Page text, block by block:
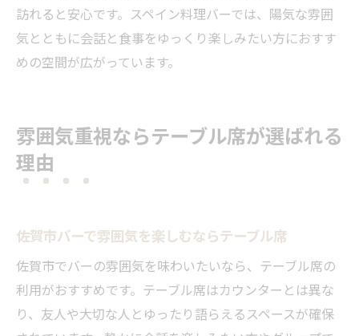
訪れると安心です。スペイン料理バーでは、陽気な雰囲
気とともに会話と食事をゆっくり楽しみたい方におすす
めの空間が広がっています。
雰囲気重視ならテーブル席が選ばれる
理由
佐賀市バーで雰囲気を楽しむならテーブル席
佐賀市でバーの雰囲気を味わいたいなら、テーブル席の
利用がおすすめです。テーブル席はカウンターとは異な
り、友人や大切な人とゆったり語らえるスペースが確保